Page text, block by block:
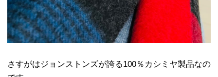
さすがはジョンストンズが誇る100％カシミヤ製品なの